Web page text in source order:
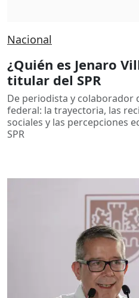
Nacional
¿Quién es Jenaro
titular del SPR
De periodista y colaborador
federal: la trayectoria, las
sociales y las percepciones
SPR